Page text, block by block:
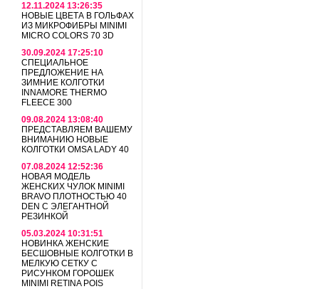
12.11.2024 13:26:35
НОВЫЕ ЦВЕТА В ГОЛЬФАХ
ИЗ МИКРОФИБРЫ MINIMI
MICRO COLORS 70 3D
30.09.2024 17:25:10
СПЕЦИАЛЬНОЕ
ПРЕДЛОЖЕНИЕ НА
ЗИМНИЕ КОЛГОТКИ
INNAMORE THERMO
FLEECE 300
09.08.2024 13:08:40
ПРЕДСТАВЛЯЕМ ВАШЕМУ
ВНИМАНИЮ НОВЫЕ
КОЛГОТКИ OMSA LADY 40
07.08.2024 12:52:36
НОВАЯ МОДЕЛЬ
ЖЕНСКИХ ЧУЛОК MINIMI
BRAVO ПЛОТНОСТЬЮ 40
DEN С ЭЛЕГАНТНОЙ
РЕЗИНКОЙ
05.03.2024 10:31:51
НОВИНКА ЖЕНСКИЕ
БЕСШОВНЫЕ КОЛГОТКИ В
МЕЛКУЮ СЕТКУ С
РИСУНКОМ ГОРОШЕК
MINIMI RETINA POIS